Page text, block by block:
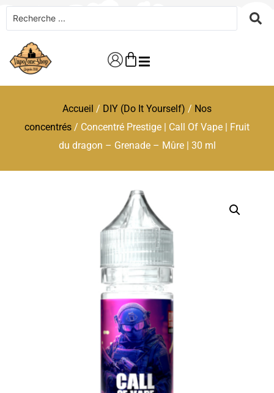
Accueil / DIY (Do It Yourself) / Nos
concentrés / Concentré Prestige | Call Of Vape | Fruit
du dragon – Grenade – Mûre | 30 ml